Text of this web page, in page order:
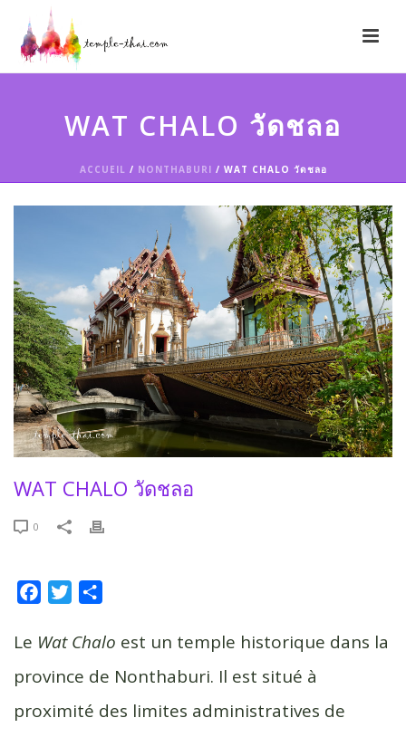
WAT CHALO วัดชลอ
ACCUEIL / NONTHABURI / WAT CHALO วัดชลอ
WAT CHALO วัดชลอ
0
c
b
o
i
t
e
r
a
g
Le Wat Chalo est un temple historique dans la
province de Nonthaburi. Il est situé à
proximité des limites administratives de